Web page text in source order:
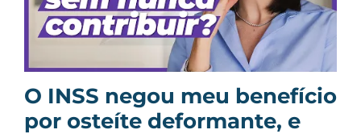
O INSS negou meu benefício
por osteíte deformante, e